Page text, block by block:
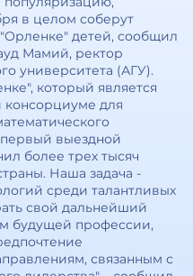
в целом соберут
детей, сообщил
Мамий, ректор
университета (АГУ).
который является
консорциуме для
выездной
более трех тысяч
Наша задача -
среди талантливых
свой дальнейший
будущей профессии,
связанным с